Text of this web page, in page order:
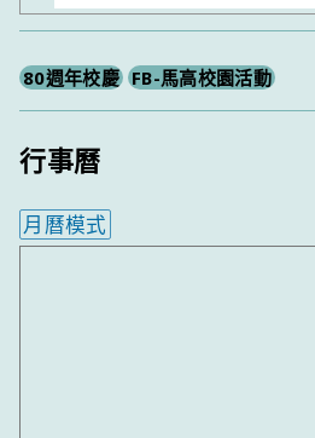
尋
80週年校慶 FB-馬高校園活動
行事曆
月曆模式